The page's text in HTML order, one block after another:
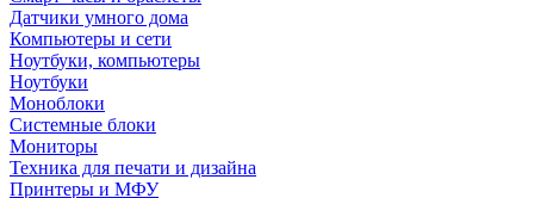
Датчики умного дома
Компьютеры и сети
Ноутбуки, компьютеры
Ноутбуки
Моноблоки
Системные блоки
Мониторы
Техника для печати и дизайна
Принтеры и МФУ